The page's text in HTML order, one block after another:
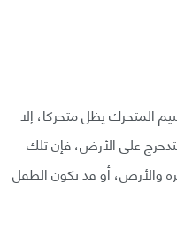
المتحرك يظل متحركا، إلا
على الأرض، فإن تلك
والأرض، أو قد تكون الطفل